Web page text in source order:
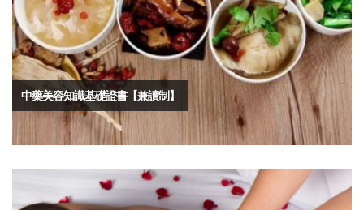
中藥美容知識基礎證書【兼讀制】